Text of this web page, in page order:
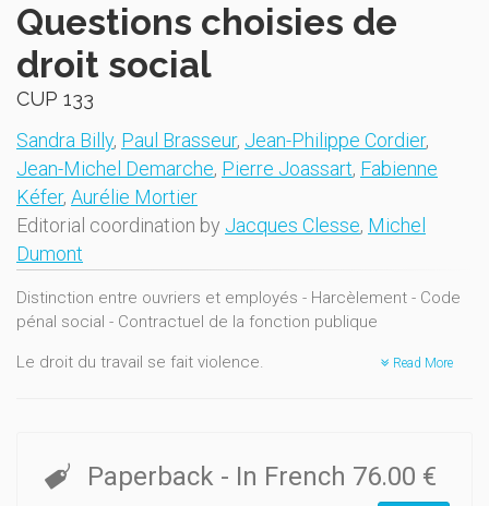
Questions choisies de
droit social
CUP 133
Sandra Billy, Paul Brasseur, Jean-Philippe Cordier,
Jean-Michel Demarche, Pierre Joassart, Fabienne
Kéfer, Aurélie Mortier
Editorial coordination by Jacques Clesse, Michel
Dumont
Distinction entre ouvriers et employés - Harcèlement - Code
pénal social - Contractuel de la fonction publique
Le droit du travail se fait violence.
et des employés.
Read More
Paperback - In French 76.00 €